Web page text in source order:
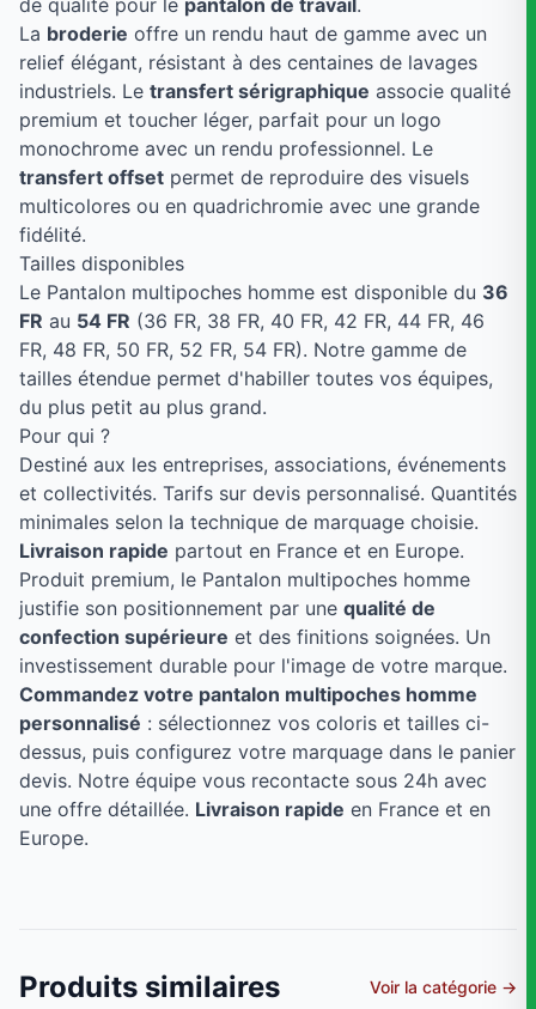
de qualité pour le pantalon de travail .
La broderie offre un rendu haut de gamme avec un
relief élégant, résistant à des centaines de lavages
industriels. Le transfert sérigraphique associe qualité
premium et toucher léger, parfait pour un logo
monochrome avec un rendu professionnel. Le
transfert offset permet de reproduire des visuels
multicolores ou en quadrichromie avec une grande
fidélité.
Tailles disponibles
Le Pantalon multipoches homme est disponible du 36
FR au 54 FR (36 FR, 38 FR, 40 FR, 42 FR, 44 FR, 46
FR, 48 FR, 50 FR, 52 FR, 54 FR). Notre gamme de
tailles étendue permet d'habiller toutes vos équipes,
du plus petit au plus grand.
Pour qui ?
Destiné aux les entreprises, associations, événements
et collectivités. Tarifs sur devis personnalisé. Quantités
minimales selon la technique de marquage choisie.
Livraison rapide partout en France et en Europe.
Produit premium, le Pantalon multipoches homme
justifie son positionnement par une qualité de
confection supérieure et des finitions soignées. Un
investissement durable pour l'image de votre marque.
Commandez votre pantalon multipoches homme
personnalisé : sélectionnez vos coloris et tailles ci-
dessus, puis configurez votre marquage dans le panier
devis. Notre équipe vous recontacte sous 24h avec
une offre détaillée. Livraison rapide en France et en
Europe.
Produits similaires Voir la catégorie →